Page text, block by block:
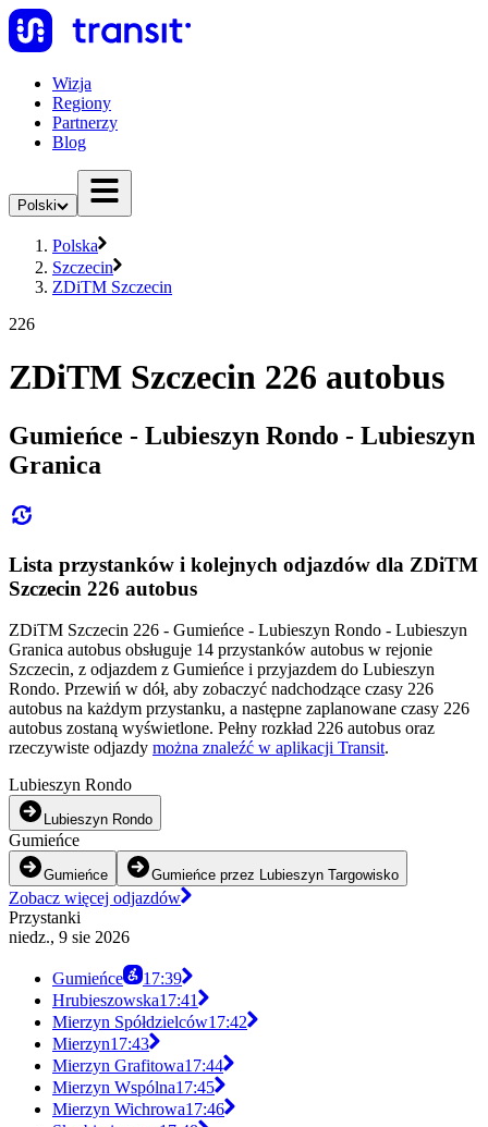
Wizja
Regiony
Partnerzy
Blog
Polski
Polska
Szczecin
ZDiTM Szczecin
226
ZDiTM Szczecin 226 autobus
Gumieńce - Lubieszyn Rondo - Lubieszyn
Granica
Lista przystanków i kolejnych odjazdów dla ZDiTM
Szczecin 226 autobus
ZDiTM Szczecin 226 - Gumieńce - Lubieszyn Rondo - Lubieszyn
Granica autobus obsługuje 14 przystanków autobus w rejonie
Szczecin, z odjazdem z Gumieńce i przyjazdem do Lubieszyn
Rondo. Przewiń w dół, aby zobaczyć nadchodzące czasy 226
autobus na każdym przystanku, a następne zaplanowane czasy 226
autobus zostaną wyświetlone. Pełny rozkład 226 autobus oraz
rzeczywiste odjazdy można znaleźć w aplikacji Transit.
Lubieszyn Rondo
Lubieszyn Rondo
Gumieńce
Gumieńce Gumieńce przez Lubieszyn Targowisko
Zobacz więcej odjazdów
Przystanki
niedz., 9 sie 2026
Gumieńce
17:39
Hrubieszowska17:41
Mierzyn Spółdzielców17:42
Mierzyn17:43
Mierzyn Grafitowa17:44
Mierzyn Wspólna17:45
Mierzyn Wichrowa17:46